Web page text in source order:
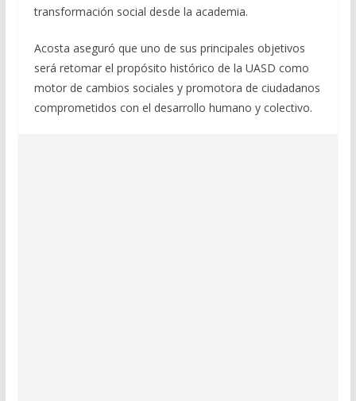
transformación social desde la academia.
Acosta aseguró que uno de sus principales objetivos
será retomar el propósito histórico de la UASD como
motor de cambios sociales y promotora de ciudadanos
comprometidos con el desarrollo humano y colectivo.